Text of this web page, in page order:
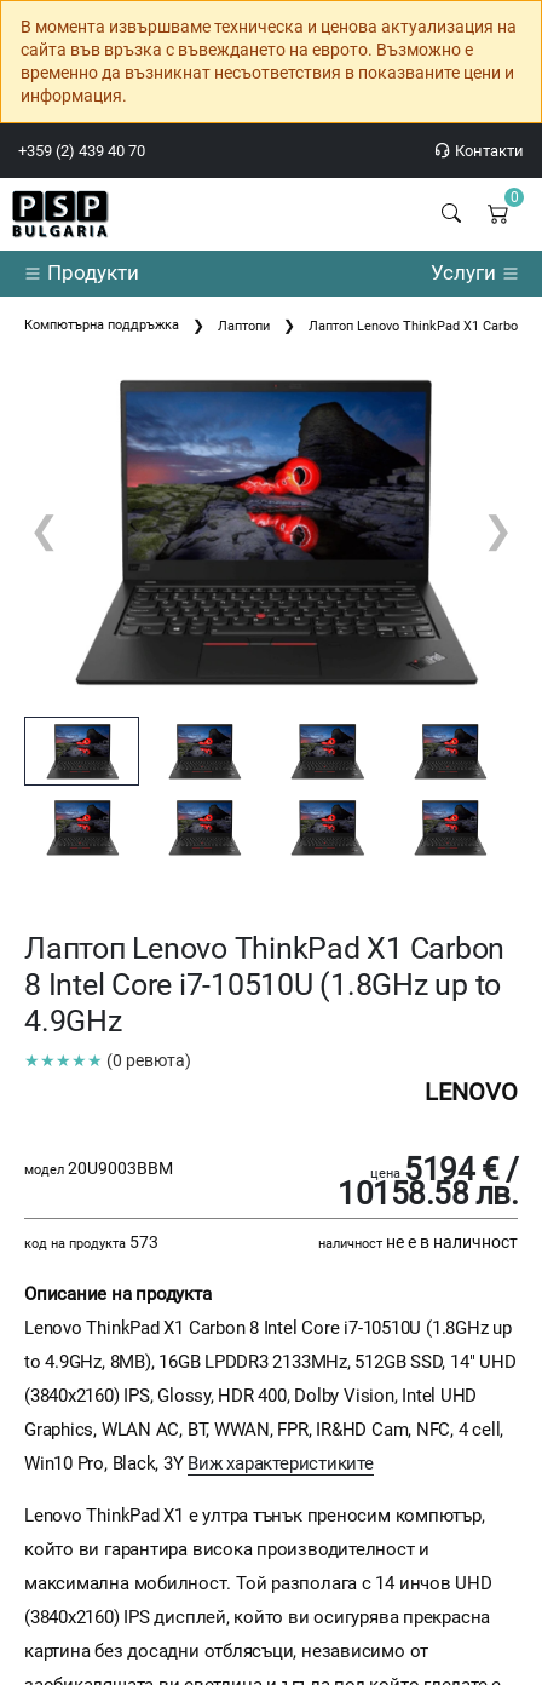
В момента извършваме техническа и ценова актуализация на
сайта във връзка с въвеждането на еврото. Възможно е
временно да възникнат несъответствия в показваните цени и
информация.
+359 (2) 439 40 70 Контакти
0
Продукти Услуги
Компютърна поддръжка Лаптопи Лаптоп Lenovo ThinkPad X1 Carbon
❮ ❯
Лаптоп Lenovo ThinkPad X1 Carbon
8 Intel Core i7-10510U (1.8GHz up to
4.9GHz
★★★★★ (0 ревюта)
LENOVO
модел 20U9003BBM цена 5194 € /
10158.58 лв.
код на продукта 573 наличност не е в наличност
Описание на продукта
Lenovo ThinkPad X1 Carbon 8 Intel Core i7-10510U (1.8GHz up
to 4.9GHz, 8MB), 16GB LPDDR3 2133MHz, 512GB SSD, 14" UHD
(3840x2160) IPS, Glossy, HDR 400, Dolby Vision, Intel UHD
Graphics, WLAN AC, BT, WWAN, FPR, IR&HD Cam, NFC, 4 cell,
Win10 Pro, Black, 3Y Виж характеристиките
Lenovo ThinkPad X1 е ултра тънък преносим компютър,
който ви гарантира висока производителност и
максимална мобилност. Той разполага с 14 инчов UHD
(3840x2160) IPS дисплей, който ви осигурява прекрасна
картина без досадни отблясъци, независимо от